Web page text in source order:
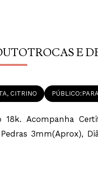
TROCAS E
Acompanha
3mm(Aprox),
CITRINO PÚBLICO